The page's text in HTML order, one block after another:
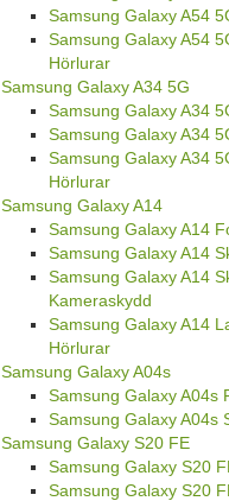
Samsung Galaxy A54
Samsung Galaxy A54
Hörlurar
Samsung Galaxy A34 5G
Samsung Galaxy A34
Samsung Galaxy A34
Samsung Galaxy A34
Hörlurar
Samsung Galaxy A14
Samsung Galaxy A14
Samsung Galaxy A14
Samsung Galaxy A14
Kameraskydd
Samsung Galaxy A14
Hörlurar
Samsung Galaxy A04s
Samsung Galaxy A04s
Samsung Galaxy A04s
Samsung Galaxy S20 FE
Samsung Galaxy S20
Samsung Galaxy S20